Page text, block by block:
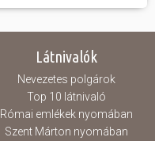
Látnivalók
Nevezetes polgárok
Top 10 látnivaló
Római emlékek nyomában
Szent Márton nyomában